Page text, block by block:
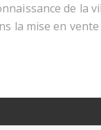
de la
la mise en